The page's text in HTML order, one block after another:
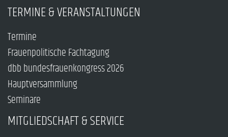
TERMINE & VERANSTALTUNGEN
Termine
Frauenpolitische Fachtagung
dbb bundesfrauenkongress 2026
Hauptversammlung
Seminare
MITGLIEDSCHAFT & SERVICE